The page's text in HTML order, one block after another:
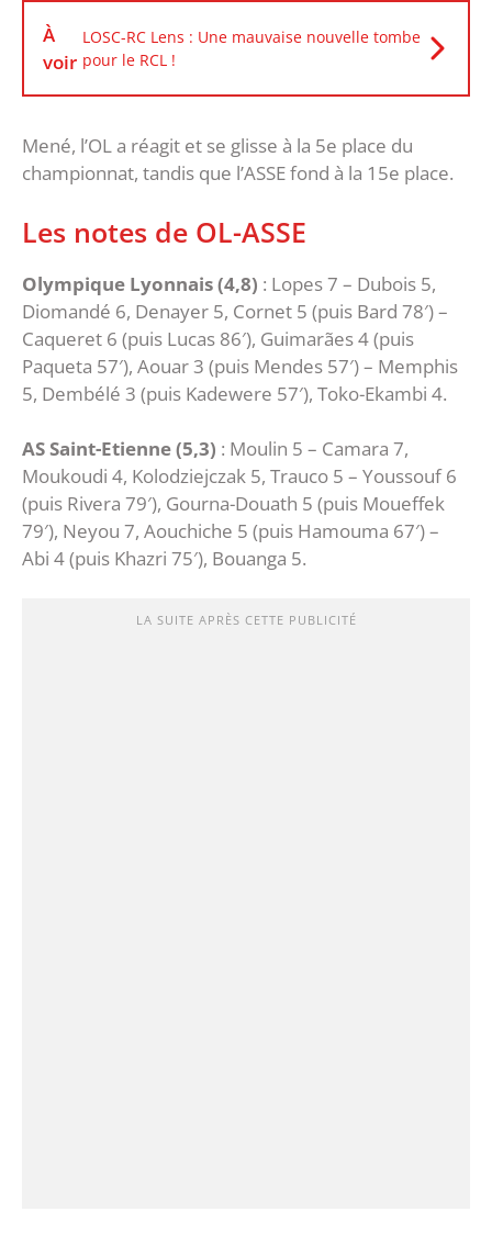
À
voir
LOSC-RC Lens : Une mauvaise nouvelle tombe
pour le RCL !
Mené, l’OL a réagit et se glisse à la 5e place du
championnat, tandis que l’ASSE fond à la 15e place.
Les notes de OL-ASSE
Olympique Lyonnais (4,8) : Lopes 7 – Dubois 5,
Diomandé 6, Denayer 5, Cornet 5 (puis Bard 78′) –
Caqueret 6 (puis Lucas 86′), Guimarães 4 (puis
Paqueta 57′), Aouar 3 (puis Mendes 57′) – Memphis
5, Dembélé 3 (puis Kadewere 57′), Toko-Ekambi 4.
AS Saint-Etienne (5,3) : Moulin 5 – Camara 7,
Moukoudi 4, Kolodziejczak 5, Trauco 5 – Youssouf 6
(puis Rivera 79′), Gourna-Douath 5 (puis Moueffek
79′), Neyou 7, Aouchiche 5 (puis Hamouma 67′) –
Abi 4 (puis Khazri 75′), Bouanga 5.
LA SUITE APRÈS CETTE PUBLICITÉ